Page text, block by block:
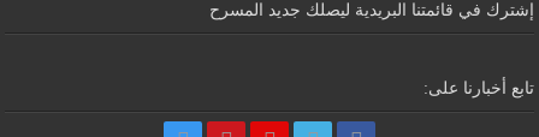
إشترك في قائمتنا البريدية ليصلك جديد المسرح
تابع أخبارنا على: